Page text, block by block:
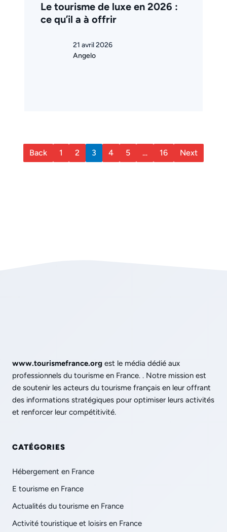
Le tourisme de luxe en 2026 :
ce qu’il a à offrir
21 avril 2026
Angelo
Back 1 2 3 4 5 … 16 Next
www.tourismefrance.org est le média dédié aux
professionnels du tourisme en France. . Notre mission est
de soutenir les acteurs du tourisme français en leur offrant
des informations stratégiques pour optimiser leurs activités
et renforcer leur compétitivité.
CATÉGORIES
Hébergement en France
E tourisme en France
Actualités du tourisme en France
Activité touristique et loisirs en France